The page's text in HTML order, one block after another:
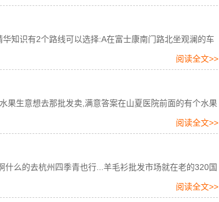
知识有2个路线可以选择:A在富士康南门路北坐观澜的车
阅读全文>>
生意想去那批发卖,满意答案在山夏医院前面的有个水果
阅读全文>>
么的去杭州四季青也行...羊毛衫批发市场就在老的320国
阅读全文>>